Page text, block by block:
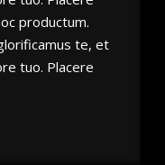
productum.
te, et
tuo. Placere